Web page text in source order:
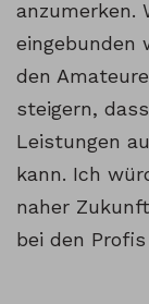
anzumerken.
eingebunden
den
steigern,
Leistungen
kann. Ich
naher
bei den